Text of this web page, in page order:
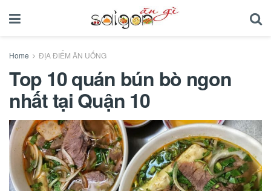
Home ĐỊA ĐIỂM ĂN UỐNG
Top 10 quán bún bò ngon
nhất tại Quận 10